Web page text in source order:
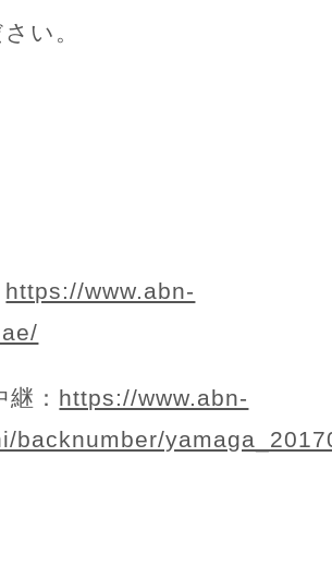
い。
https://www.abn-
： https://www.abn-
backnumber/